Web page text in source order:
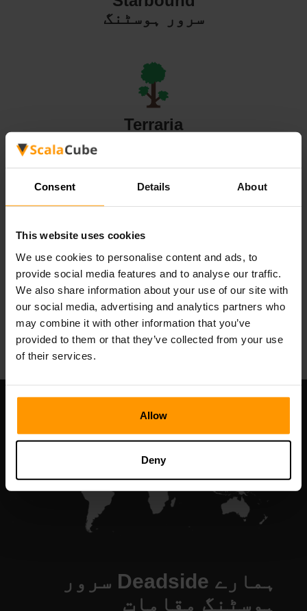
Consent Details About
This website uses cookies
We use cookies to personalise content and ads, to
provide social media features and to analyse our traffic.
We also share information about your use of our site with
our social media, advertising and analytics partners who
may combine it with other information that you’ve
provided to them or that they’ve collected from your use
of their services.
Allow
Deny
سرور ہوسٹنگ
Terraria
سرور ہوسٹنگ
All Games
ہمارے Deadside سرور
ہوسٹنگ مقامات